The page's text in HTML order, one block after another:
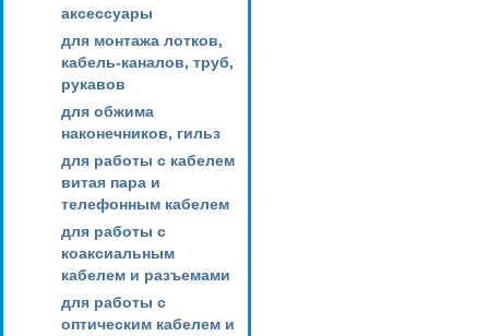
аксессуары
для монтажа лотков,
кабель-каналов, труб,
рукавов
для обжима
наконечников, гильз
для работы с кабелем
витая пара и
телефонным кабелем
для работы с
коаксиальным
кабелем и разъемами
для работы с
оптическим кабелем и